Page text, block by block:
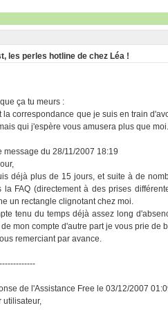
les perles hotline de chez Léa !
ça tu meurs :
la correspondance que je suis en train
qui j'espère vous amusera plus que moi.
message du 28/11/2007 18:19
déjà plus de 15 jours, et suite à de
la FAQ (directement à des prises
un rectangle clignotant chez moi.
tenu du temps déjà assez long
mon compte d'autre part je vous prie de
remerciant par avance.
de l'Assistance Free le 03/12/2007
utilisateur,